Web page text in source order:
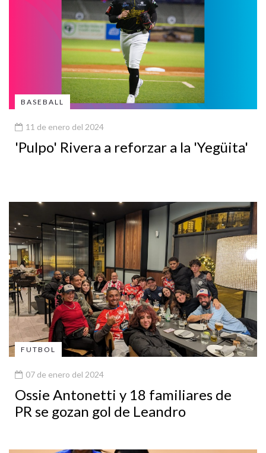
BASEBALL
11 de enero del 2024
'Pulpo' Rivera a reforzar a la 'Yegüita'
FUTBOL
07 de enero del 2024
Ossie Antonetti y 18 familiares de
PR se gozan gol de Leandro